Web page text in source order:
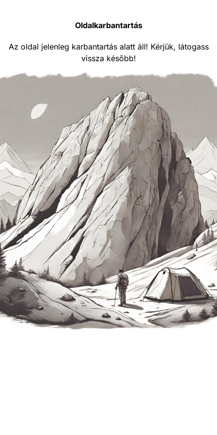
Oldalkarbantartás
Az oldal jelenleg karbantartás alatt áll! Kérjük, látogass
vissza később!